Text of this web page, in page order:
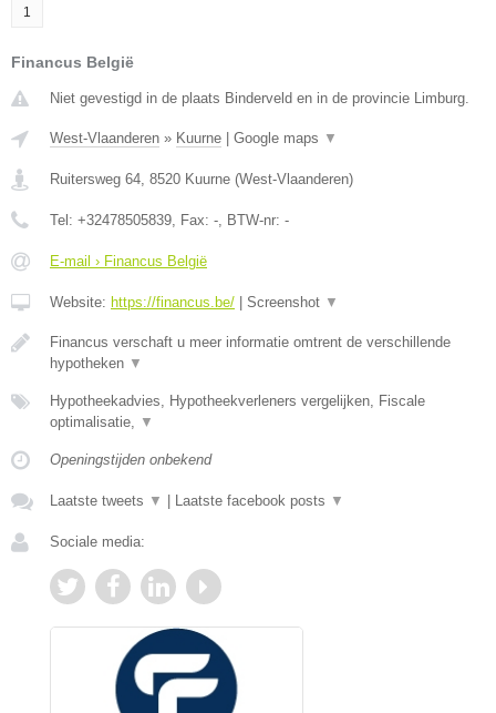
1
Financus België
Niet gevestigd in de plaats Binderveld en in de provincie Limburg.
West-Vlaanderen » Kuurne Google maps ▼
Ruitersweg 64, 8520 Kuurne (West-Vlaanderen)
Tel: +32478505839, Fax: -, BTW-nr: -
E-mail › Financus België
Website: https://financus.be/ Screenshot ▼
Financus verschaft u meer informatie omtrent de verschillende
hypotheken ▼
Hypotheekadvies, Hypotheekverleners vergelijken, Fiscale
optimalisatie, ▼
Openingstijden onbekend
Laatste tweets ▼ Laatste facebook posts ▼
Sociale media: